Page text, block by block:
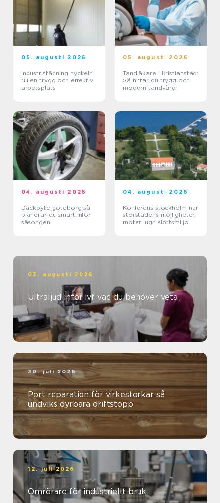
05. augusti 2026
Industristädning nyckeln
till en trygg och effektiv
arbetsplats
05. augusti 2026
Tandläkare i Kristianstad:
Så hittar du trygg och
modern tandvård
04. augusti 2026
Däckbyte göteborg så
planerar du smart inför
säsongen
04. augusti 2026
Konferens stockholm när
storstadens möjligheter
möter lugn slottsmiljö
03. augusti 2026
Ultraljud inför ivf vad du behöver veta
30. juli 2026
Port reparation för virkestorkar så
undviks dyrbara driftstopp
12. juli 2026
Omrörare för industriellt bruk